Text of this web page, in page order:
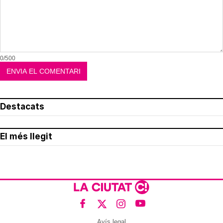
0/500
Destacats
El més llegit